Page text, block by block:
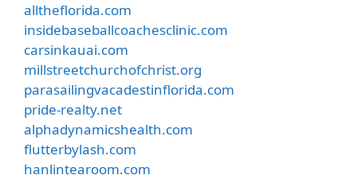
alltheflorida.com
insidebaseballcoachesclinic.com
carsinkauai.com
millstreetchurchofchrist.org
parasailingvacadestinflorida.com
pride-realty.net
alphadynamicshealth.com
flutterbylash.com
hanlintearoom.com